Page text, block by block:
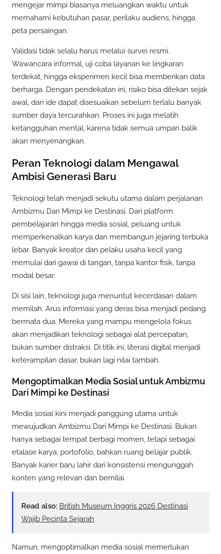
mengejar mimpi biasanya meluangkan waktu untuk
memahami kebutuhan pasar, perilaku audiens, hingga
peta persaingan.
Validasi tidak selalu harus melalui survei resmi.
Wawancara informal, uji coba layanan ke lingkaran
terdekat, hingga eksperimen kecil bisa memberikan data
berharga. Dengan pendekatan ini, risiko bisa ditekan sejak
awal, dan ide dapat disesuaikan sebelum terlalu banyak
sumber daya tercurahkan. Proses ini juga melatih
ketangguhan mental, karena tidak semua umpan balik
akan menyenangkan.
Peran Teknologi dalam Mengawal
Ambisi Generasi Baru
Teknologi telah menjadi sekutu utama dalam perjalanan
Ambizmu Dari Mimpi ke Destinasi. Dari platform
pembelajaran hingga media sosial, peluang untuk
memperkenalkan karya dan membangun jejaring terbuka
lebar. Banyak kreator dan pelaku usaha kecil yang
memulai dari gawai di tangan, tanpa kantor fisik, tanpa
modal besar.
Di sisi lain, teknologi juga menuntut kecerdasan dalam
memilah. Arus informasi yang deras bisa menjadi pedang
bermata dua. Mereka yang mampu mengelola fokus
akan menjadikan teknologi sebagai alat percepatan,
bukan sumber distraksi. Di titik ini, literasi digital menjadi
keterampilan dasar, bukan lagi nilai tambah.
Mengoptimalkan Media Sosial untuk Ambizmu
Dari Mimpi ke Destinasi
Media sosial kini menjadi panggung utama untuk
mewujudkan Ambizmu Dari Mimpi ke Destinasi. Bukan
hanya sebagai tempat berbagi momen, tetapi sebagai
etalase karya, portofolio, bahkan ruang belajar publik.
Banyak karier baru lahir dari konsistensi mengunggah
konten yang relevan dan bernilai.
Read also: British Museum Inggris 2026 Destinasi
Wajib Pecinta Sejarah
Namun, mengoptimalkan media sosial memerlukan